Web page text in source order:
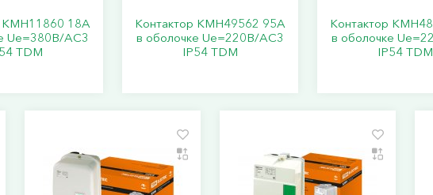
КМН11860 18А
Ue=380В/АС3
TDM
Контактор КМН49562 95А
в оболочке Ue=220В/АC3
IP54 TDM
Контактор
в оболочке
IP54 TDM